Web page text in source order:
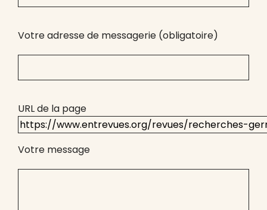
Votre adresse de messagerie (obligatoire)
URL de la page
Votre message